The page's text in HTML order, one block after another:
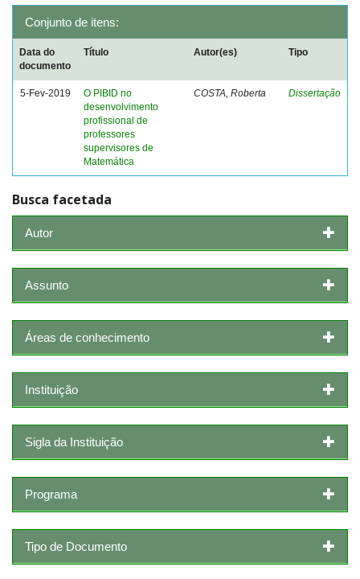
Conjunto de itens:
Data do
documento
Título Autor(es) Tipo
5-Fev-2019
O PIBID no
desenvolvimento
profissional de
professores
supervisores de
Matemática
COSTA, Roberta Dissertação
Busca facetada
Autor
Assunto
Áreas de conhecimento
Instituição
Sigla da Instituição
Programa
Tipo de Documento